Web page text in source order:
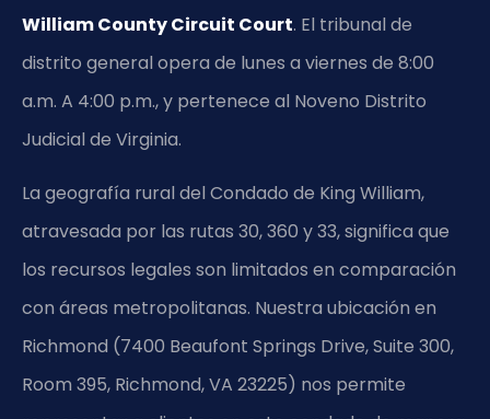
William County Circuit Court. El tribunal de
distrito general opera de lunes a viernes de 8:00
a.m. A 4:00 p.m., y pertenece al Noveno Distrito
Judicial de Virginia.
La geografía rural del Condado de King William,
atravesada por las rutas 30, 360 y 33, significa que
los recursos legales son limitados en comparación
con áreas metropolitanas. Nuestra ubicación en
Richmond (7400 Beaufont Springs Drive, Suite 300,
Room 395, Richmond, VA 23225) nos permite